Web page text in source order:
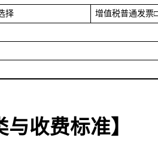
择 增值税普通发
与收费标准】